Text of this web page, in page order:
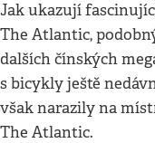
Jak ukazují
The Atlantic,
dalších čínských
s bicykly ještě
však narazily na
The Atlantic.